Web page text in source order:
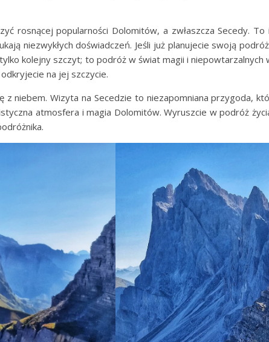
rosnącej popularności Dolomitów, a zwłaszcza Secedy.
niezwykłych doświadczeń. Jeśli już planujecie swoją
kolejny szczyt; to podróż w świat magii i niepowtarzalnych
na jej szczycie.
niebem. Wizyta na Secedzie to niezapomniana przygoda,
atmosfera i magia Dolomitów. Wyruszcie w podróż